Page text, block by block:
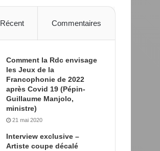
Récent Commentaires
Comment la Rdc envisage
les Jeux de la
Francophonie de 2022
après Covid 19 (Pépin-
Guillaume Manjolo,
ministre)
21 mai 2020
Interview exclusive –
Artiste coupe décalé